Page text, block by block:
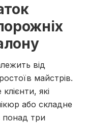
від
майстрів.
які
або складне
понад три